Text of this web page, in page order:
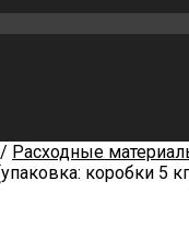
/ Расходные
коробки 5